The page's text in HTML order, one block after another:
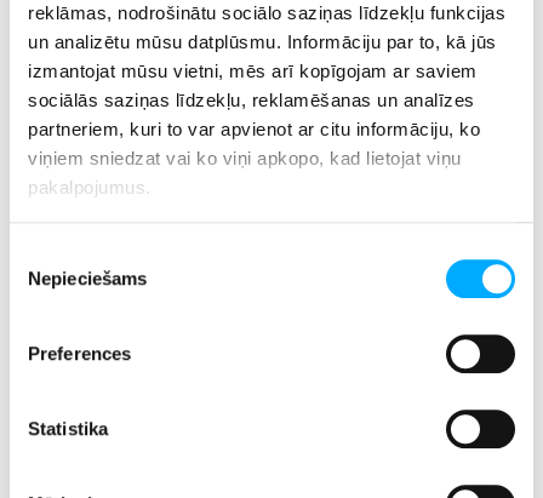
reklāmas, nodrošinātu sociālo saziņas līdzekļu funkcijas
un analizētu mūsu datplūsmu. Informāciju par to, kā jūs
izmantojat mūsu vietni, mēs arī kopīgojam ar saviem
sociālās saziņas līdzekļu, reklamēšanas un analīzes
partneriem, kuri to var apvienot ar citu informāciju, ko
viņiem sniedzat vai ko viņi apkopo, kad lietojat viņu
pakalpojumus.
izvēle
Nepieciešams
Preferences
Statistika